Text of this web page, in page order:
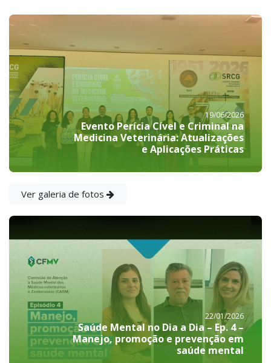
19/06/2026
Evento Perícia Cível e Criminal na
Medicina Veterinária: Atualizações
e Aplicações Práticas
Ver galeria de fotos
22/01/2026
Saúde Mental no Dia a Dia – Ep. 4 –
Manejo, promoção e prevenção em
saúde mental